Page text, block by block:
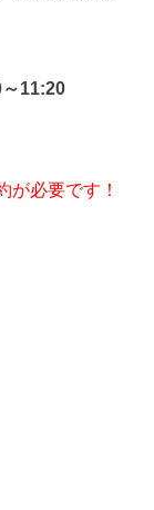
11:20
が必要です！